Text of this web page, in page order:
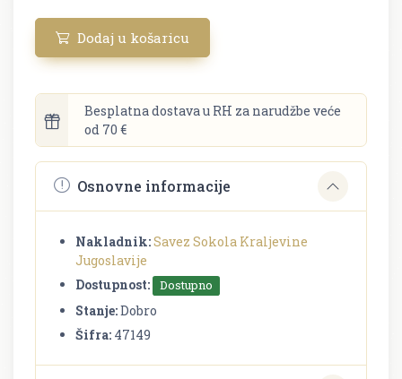
Dodaj u košaricu
Besplatna dostava u RH za narudžbe veće
od 70 €
Osnovne informacije
Nakladnik:Savez Sokola Kraljevine
Jugoslavije
Dostupnost:
Dostupno
Stanje:Dobro
Šifra: 47149